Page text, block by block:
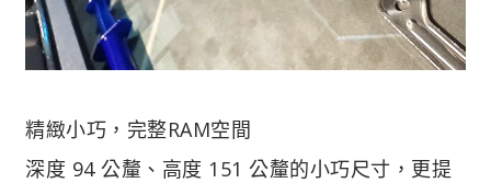
精緻小巧，完整RAM空間
深度 94 公釐、高度 151 公釐的小巧尺寸，更提